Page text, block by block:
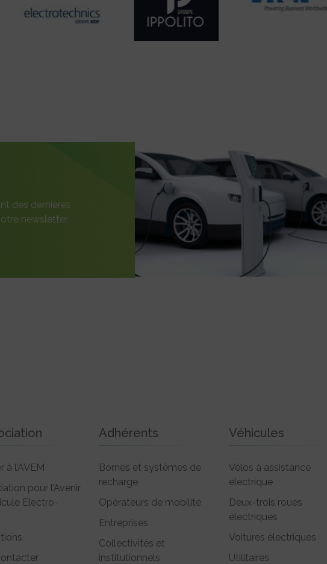
des dernières
newsletter.
à l’AVEM
pour l’Avenir
Electro-
Adhérents
Bornes et systèmes de
recharge
Opérateurs de mobilité
Entreprises
Collectivités et
institutionnels
Véhicules
Vélos à assistance
électrique
Deux-trois roues
électriques
Voitures électriques
Utilitaires